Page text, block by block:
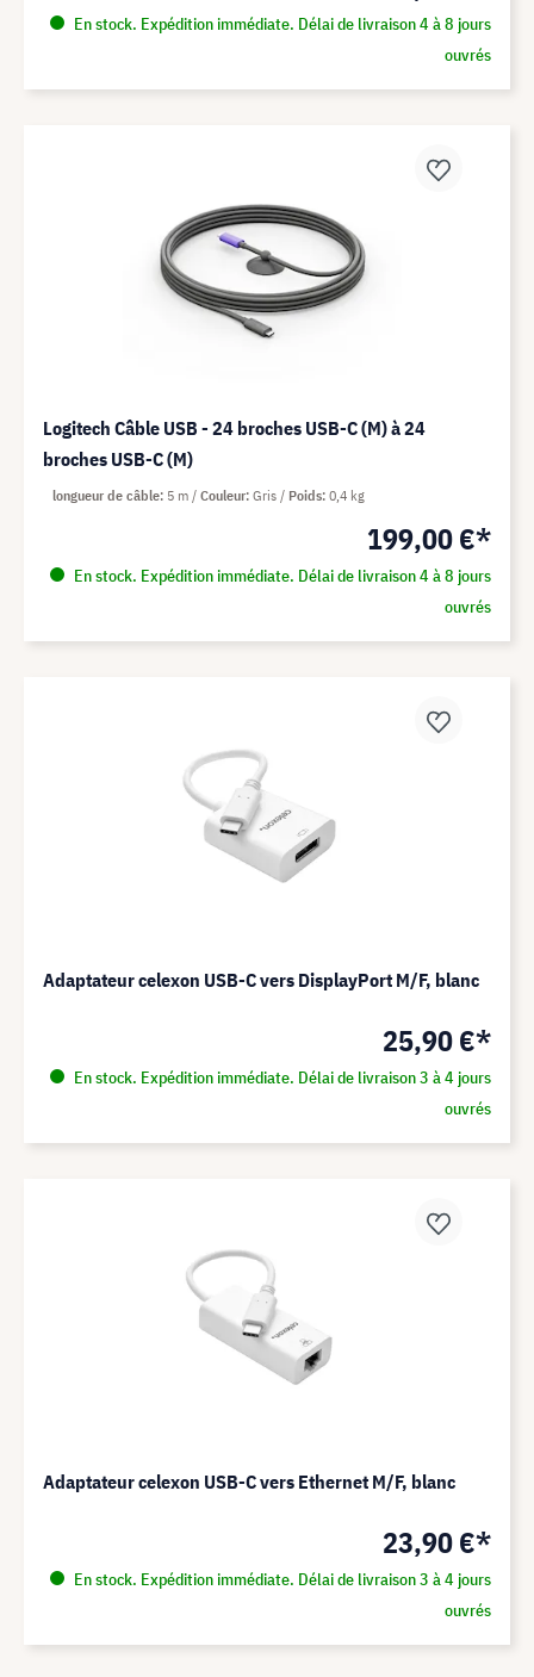
En stock. Expédition immédiate. Délai de livraison 4 à 8 jours
ouvrés
Logitech Câble USB - 24 broches USB-C (M) à 24
broches USB-C (M)
199,00 €*
En stock. Expédition immédiate. Délai de livraison 4 à 8 jours
ouvrés
longueur de câble 5 m Couleur Gris Poids 0,4 kg
Adaptateur celexon USB-C vers DisplayPort M/F, blanc
25,90 €*
En stock. Expédition immédiate. Délai de livraison 3 à 4 jours
ouvrés
Adaptateur celexon USB-C vers Ethernet M/F, blanc
23,90 €*
En stock. Expédition immédiate. Délai de livraison 3 à 4 jours
ouvrés